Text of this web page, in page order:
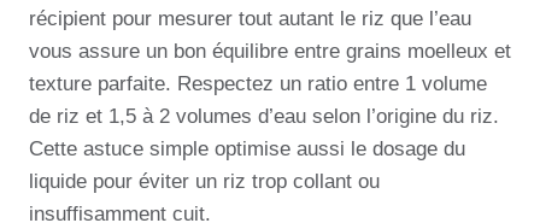
récipient pour mesurer tout autant le riz que l’eau
vous assure un bon équilibre entre grains moelleux et
texture parfaite. Respectez un ratio entre 1 volume
de riz et 1,5 à 2 volumes d’eau selon l’origine du riz.
Cette astuce simple optimise aussi le dosage du
liquide pour éviter un riz trop collant ou
insuffisamment cuit.